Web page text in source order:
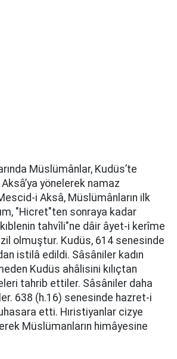
Müslümânlar, Kudüs’te
yönelerek namaz
Mescid-i Aksâ, Müslümânların ilk
"Hicret"ten sonraya kadar
tahvîli"ne dâir âyet-i kerîme
olmuştur. Kudüs, 614 senesinde
istilâ edildi. Sâsâniler kadın
Kudüs ahâlisini kılıçtan
tahrib ettiler. Sâsâniler daha
638 (h.16) senesinde hazret-i
etti. Hıristiyanlar cizye
Müslümanların himâyesine